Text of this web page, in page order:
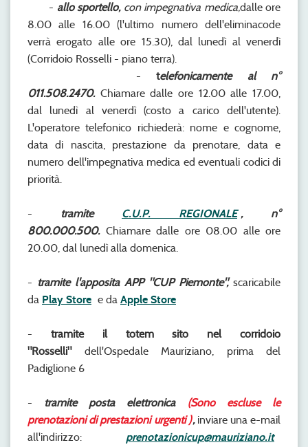
- allo sportello,con impegnativa medica,dalle ore
8.00 alle 16.00 (l'ultimo numero dell'eliminacode
verrà erogato alle ore 15.30), dal lunedì al venerdì
(Corridoio Rosselli - piano terra).
- telefonicamente al n°
011.508.2470.Chiamare dalle ore 12.00 alle 17.00,
dal lunedì al venerdì (costo a carico dell'utente).
L'operatore telefonico richiederà: nome e cognome,
data di nascita, prestazione da prenotare, data e
numero dell'impegnativa medica ed eventuali codici di
priorità.
- tramite C.U.P. REGIONALE , n°
800.000.500. Chiamare dalle ore 08.00 alle ore
20.00, dal lunedì alla domenica.
- tramite l'apposita APP "CUP Piemonte", scaricabile
da Play Store e da Apple Store
- tramite il totem sito nel corridoio
"Rosselli"dell'Ospedale Mauriziano, prima del
Padiglione 6
- tramite posta elettronica
(Sono escluse le
prenotazioni di prestazioni urgenti ), inviare una e-mail
all'indirizzo: prenotazionicup@mauriziano.it